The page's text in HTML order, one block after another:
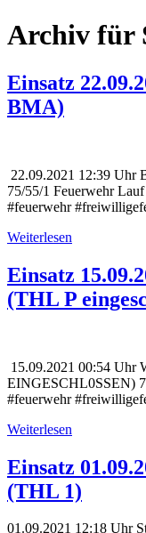
Archiv für
Einsatz
BMA)
22.09.2021 12:39 Uhr
75/55/1 Feuerwehr
#feuerwehr
Weiterlesen
Einsatz
(THL P
15.09.2021 00:54 Uhr
EINGESCHL0SSEN)
#feuerwehr
Weiterlesen
Einsatz
(THL 1)
01.09.2021 12:18 Uhr